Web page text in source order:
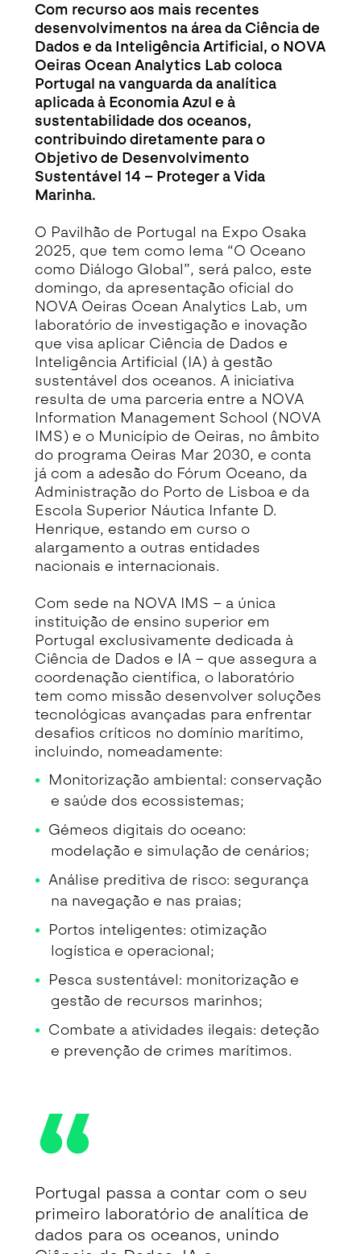
Com recurso aos mais recentes
desenvolvimentos na área da Ciência de
Dados e da Inteligência Artificial, o NOVA
Oeiras Ocean Analytics Lab coloca
Portugal na vanguarda da analítica
aplicada à Economia Azul e à
sustentabilidade dos oceanos,
contribuindo diretamente para o
Objetivo de Desenvolvimento
Sustentável 14 – Proteger a Vida
Marinha.
O Pavilhão de Portugal na Expo Osaka
2025, que tem como lema “O Oceano
como Diálogo Global”, será palco, este
domingo, da apresentação oficial do
NOVA Oeiras Ocean Analytics Lab, um
laboratório de investigação e inovação
que visa aplicar Ciência de Dados e
Inteligência Artificial (IA) à gestão
sustentável dos oceanos. A iniciativa
resulta de uma parceria entre a NOVA
Information Management School (NOVA
IMS) e o Município de Oeiras, no âmbito
do programa Oeiras Mar 2030, e conta
já com a adesão do Fórum Oceano, da
Administração do Porto de Lisboa e da
Escola Superior Náutica Infante D.
Henrique, estando em curso o
alargamento a outras entidades
nacionais e internacionais.
Com sede na NOVA IMS – a única
instituição de ensino superior em
Portugal exclusivamente dedicada à
Ciência de Dados e IA – que assegura a
coordenação científica, o laboratório
tem como missão desenvolver soluções
tecnológicas avançadas para enfrentar
desafios críticos no domínio marítimo,
incluindo, nomeadamente:
Monitorização ambiental: conservação
e saúde dos ecossistemas;
Gémeos digitais do oceano:
modelação e simulação de cenários;
Análise preditiva de risco: segurança
na navegação e nas praias;
Portos inteligentes: otimização
logística e operacional;
Pesca sustentável: monitorização e
gestão de recursos marinhos;
Combate a atividades ilegais: deteção
e prevenção de crimes marítimos.
Portugal passa a contar com o seu
primeiro laboratório de analítica de
dados para os oceanos, unindo